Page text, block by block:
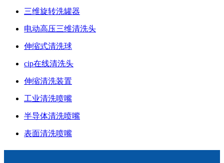
三维旋转洗罐器
电动高压三维清洗头
伸缩式清洗球
cip在线清洗头
伸缩清洗装置
工业清洗喷嘴
半导体清洗喷嘴
表面清洗喷嘴